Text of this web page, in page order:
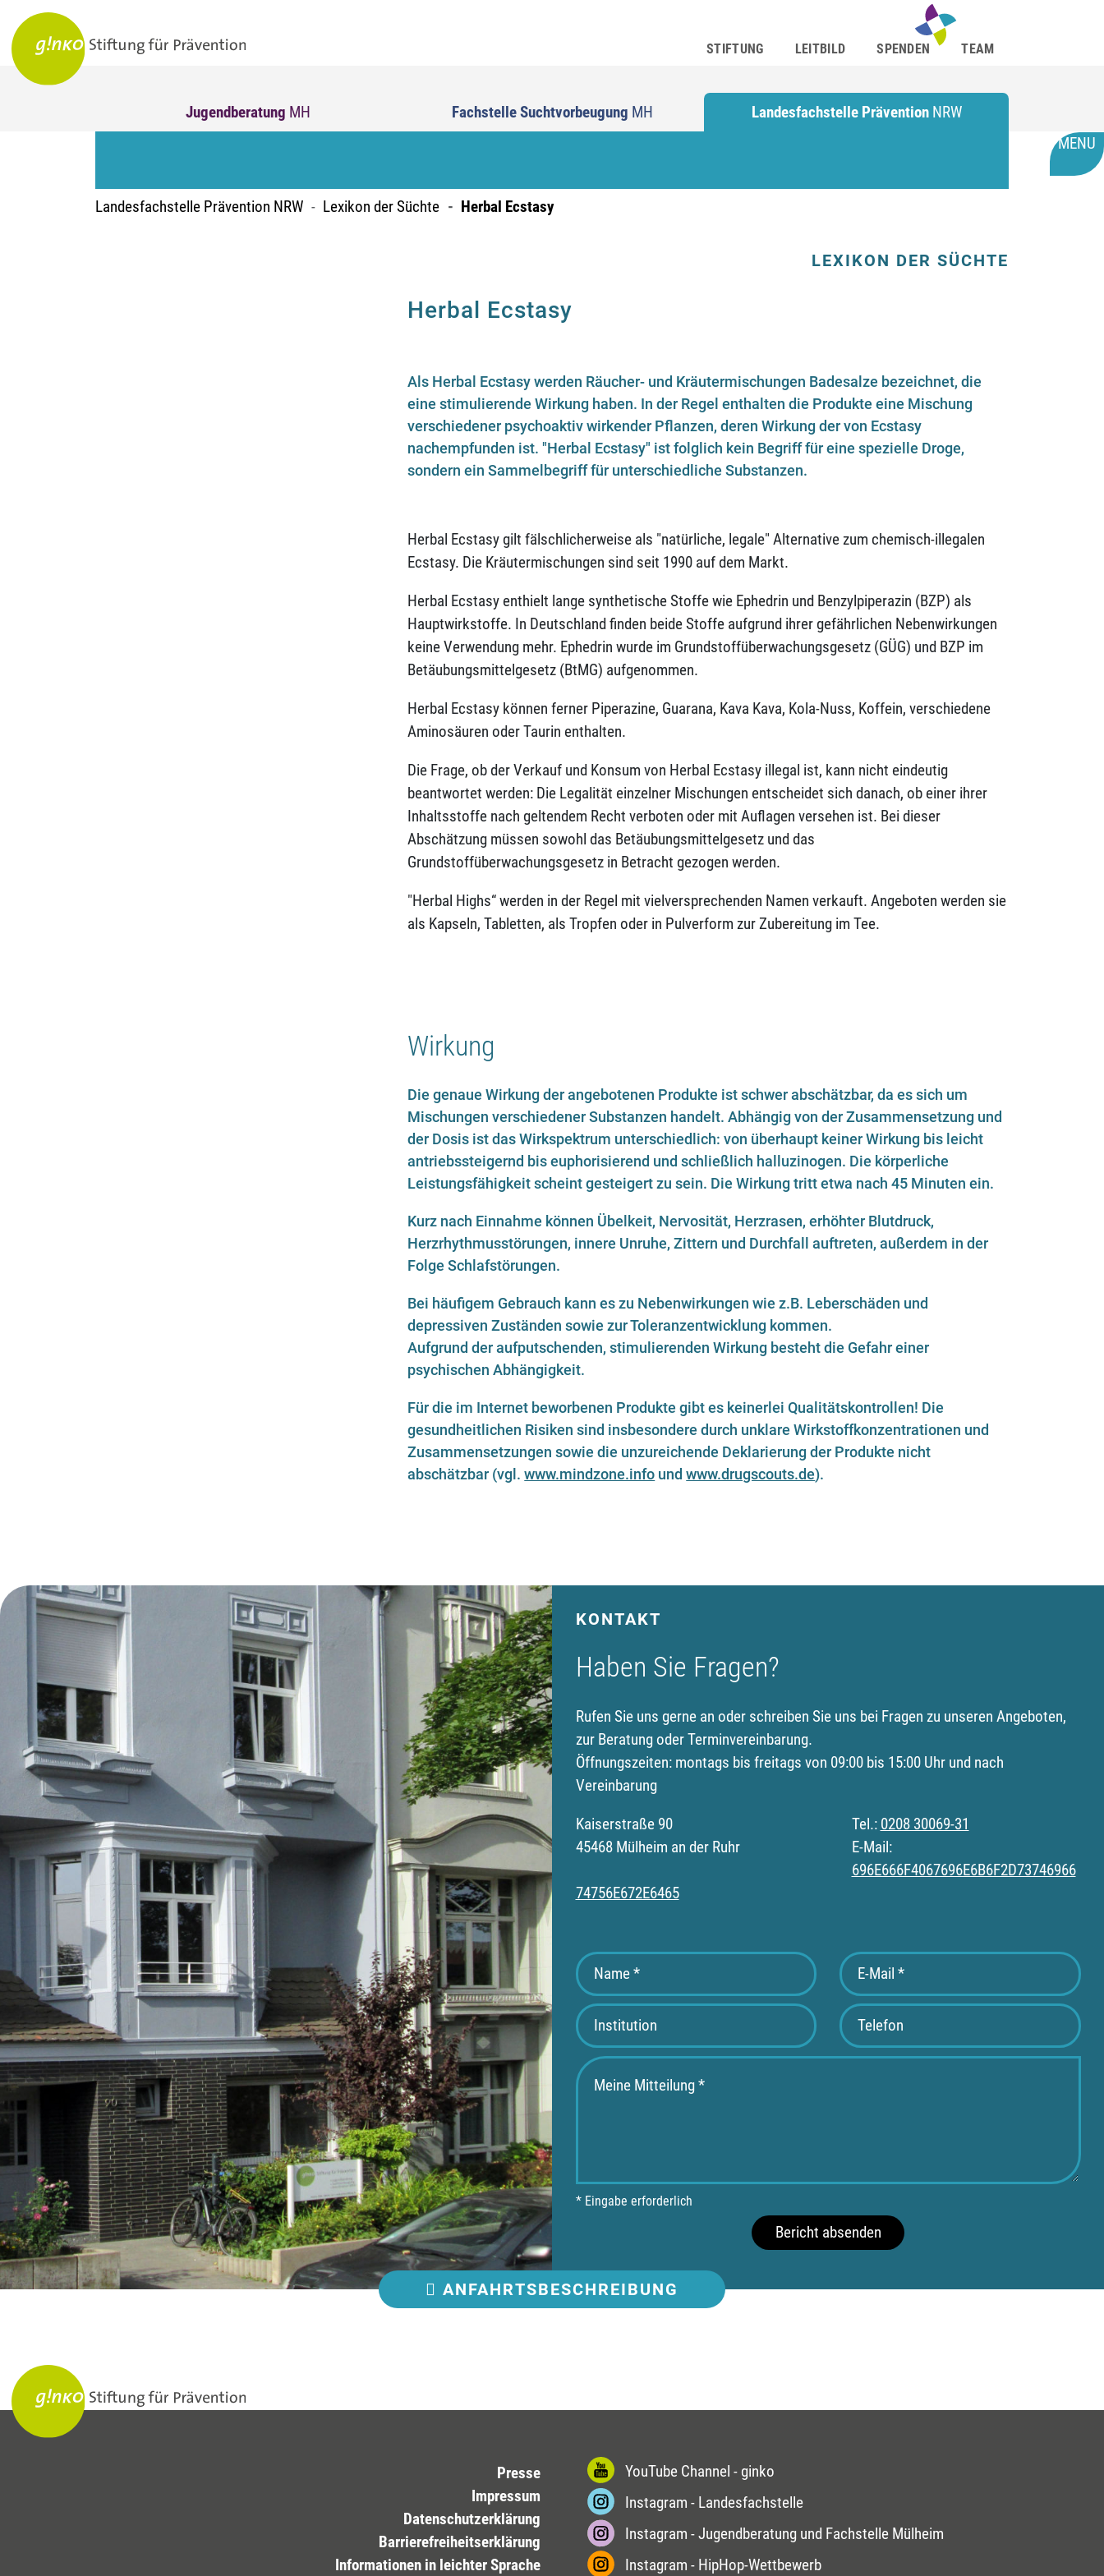
STIFTUNG LEITBILD SPENDEN TEAM
Jugendberatung MH Fachstelle Suchtvorbeugung MH Landesfachstelle Prävention NRW
Landesfachstelle Prävention NRW Lexikon der Süchte Herbal Ecstasy
MENU
LEXIKON DER SÜCHTE
Herbal Ecstasy
Als Herbal Ecstasy werden Räucher- und Kräutermischungen Badesalze bezeichnet, die
eine stimulierende Wirkung haben. In der Regel enthalten die Produkte eine Mischung
verschiedener psychoaktiv wirkender Pflanzen, deren Wirkung der von Ecstasy
nachempfunden ist. "Herbal Ecstasy" ist folglich kein Begriff für eine spezielle Droge,
sondern ein Sammelbegriff für unterschiedliche Substanzen.
Herbal Ecstasy gilt fälschlicherweise als "natürliche, legale" Alternative zum chemisch-illegalen
Ecstasy. Die Kräutermischungen sind seit 1990 auf dem Markt.
Herbal Ecstasy enthielt lange synthetische Stoffe wie Ephedrin und Benzylpiperazin (BZP) als
Hauptwirkstoffe. In Deutschland finden beide Stoffe aufgrund ihrer gefährlichen Nebenwirkungen
keine Verwendung mehr. Ephedrin wurde im Grundstoffüberwachungsgesetz (GÜG) und BZP im
Betäubungsmittelgesetz (BtMG) aufgenommen.
Herbal Ecstasy können ferner Piperazine, Guarana, Kava Kava, Kola-Nuss, Koffein, verschiedene
Aminosäuren oder Taurin enthalten.
Die Frage, ob der Verkauf und Konsum von Herbal Ecstasy illegal ist, kann nicht eindeutig
beantwortet werden: Die Legalität einzelner Mischungen entscheidet sich danach, ob einer ihrer
Inhaltsstoffe nach geltendem Recht verboten oder mit Auflagen versehen ist. Bei dieser
Abschätzung müssen sowohl das Betäubungsmittelgesetz und das
Grundstoffüberwachungsgesetz in Betracht gezogen werden.
"Herbal Highs“ werden in der Regel mit vielversprechenden Namen verkauft. Angeboten werden sie
als Kapseln, Tabletten, als Tropfen oder in Pulverform zur Zubereitung im Tee.
Wirkung
Die genaue Wirkung der angebotenen Produkte ist schwer abschätzbar, da es sich um
Mischungen verschiedener Substanzen handelt. Abhängig von der Zusammensetzung und
der Dosis ist das Wirkspektrum unterschiedlich: von überhaupt keiner Wirkung bis leicht
antriebssteigernd bis euphorisierend und schließlich halluzinogen. Die körperliche
Leistungsfähigkeit scheint gesteigert zu sein. Die Wirkung tritt etwa nach 45 Minuten ein.
Kurz nach Einnahme können Übelkeit, Nervosität, Herzrasen, erhöhter Blutdruck,
Herzrhythmusstörungen, innere Unruhe, Zittern und Durchfall auftreten, außerdem in der
Folge Schlafstörungen.
Bei häufigem Gebrauch kann es zu Nebenwirkungen wie z.B. Leberschäden und
depressiven Zuständen sowie zur Toleranzentwicklung kommen.
Aufgrund der aufputschenden, stimulierenden Wirkung besteht die Gefahr einer
psychischen Abhängigkeit.
Für die im Internet beworbenen Produkte gibt es keinerlei Qualitätskontrollen! Die
gesundheitlichen Risiken sind insbesondere durch unklare Wirkstoffkonzentrationen und
Zusammensetzungen sowie die unzureichende Deklarierung der Produkte nicht
abschätzbar (vgl.www.mindzone.info undwww.drugscouts.de).
KONTAKT
Haben Sie Fragen?
Rufen Sie uns gerne an oder schreiben Sie uns bei Fragen zu unseren Angeboten,
zur Beratung oder Terminvereinbarung.
Öffnungszeiten: montags bis freitags von 09:00 bis 15:00 Uhr und nach
Vereinbarung
Kaiserstraße 90
45468 Mülheim an der Ruhr
Tel.: 0208 30069-31
E-Mail:
696E666F4067696E6B6F2D73746966
74756E672E6465
* Eingabe erforderlich
Bericht absenden
ANFAHRTSBESCHREIBUNG
Presse
Impressum
Datenschutzerklärung
Barrierefreiheitserklärung
Informationen in leichter Sprache
YouTube Channel - ginko
Instagram - Landesfachstelle
Instagram - Jugendberatung und Fachstelle Mülheim
Instagram - HipHop-Wettbewerb